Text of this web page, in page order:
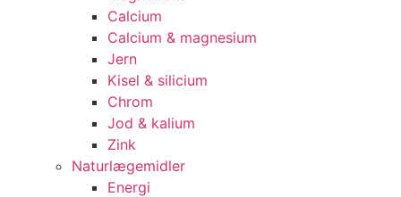
Calcium
Calcium & magnesium
Jern
Kisel & silicium
Chrom
Jod & kalium
Zink
Naturlægemidler
Energi